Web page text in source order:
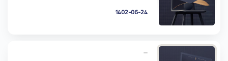
1402-06-24